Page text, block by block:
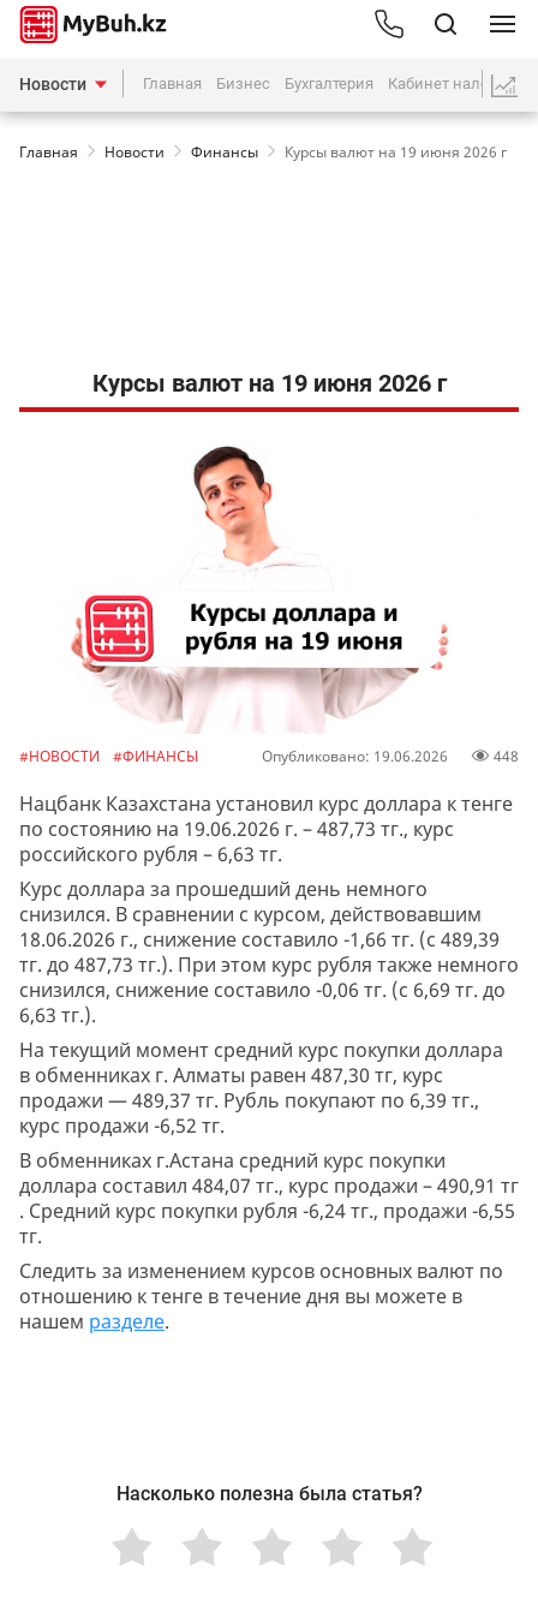
Новости Главная Бизнес Бухгалтерия Кабинет
Главная Новости Финансы Курсы валют на 19 июня 2026 г
Курсы валют на 19 июня 2026 г
#НОВОСТИ #ФИНАНСЫ Опубликовано: 19.06.2026 448
Нацбанк Казахстана установил курс доллара к тенге
по состоянию на 19.06.2026 г. – 487,73 тг., курс
российского рубля – 6,63 тг.
Курс доллара за прошедший день немного
снизился. В сравнении с курсом, действовавшим
18.06.2026 г., снижение составило -1,66 тг. (с 489,39
тг. до 487,73 тг.). При этом курс рубля также немного
снизился, снижение составило -0,06 тг. (с 6,69 тг. до
6,63 тг.).
На текущий момент средний курс покупки доллара
в обменниках г. Алматы равен 487,30 тг, курс
продажи — 489,37 тг. Рубль покупают по 6,39 тг.,
курс продажи -6,52 тг.
В обменниках г.Астана средний курс покупки
доллара составил 484,07 тг., курс продажи – 490,91 тг
. Средний курс покупки рубля -6,24 тг., продажи -6,55
тг.
Следить за изменением курсов основных валют по
отношению к тенге в течение дня вы можете в
нашем разделе.
Насколько полезна была статья?